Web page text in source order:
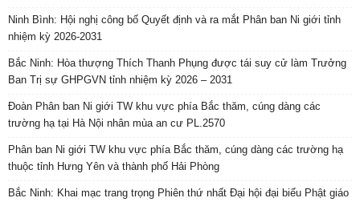
Ninh Bình: Hội nghị công bố Quyết định và ra mắt Phân ban Ni giới tỉnh
nhiệm kỳ 2026-2031
Bắc Ninh: Hòa thượng Thích Thanh Phụng được tái suy cử làm Trưởng
Ban Trị sự GHPGVN tỉnh nhiệm kỳ 2026 – 2031
Đoàn Phân ban Ni giới TW khu vực phía Bắc thăm, cúng dàng các
trường hạ tại Hà Nội nhân mùa an cư PL.2570
Phân ban Ni giới TW khu vực phía Bắc thăm, cúng dàng các trường hạ
thuộc tỉnh Hưng Yên và thành phố Hải Phòng
Bắc Ninh: Khai mạc trang trọng Phiên thứ nhất Đại hội đại biểu Phật giáo